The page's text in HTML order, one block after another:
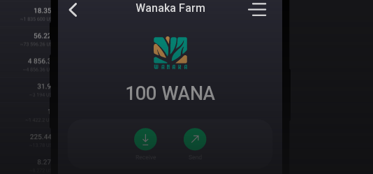
Wanaka Farm
100 WANA